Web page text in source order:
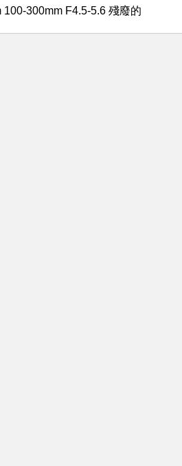
300mm F4.5-5.6 殘廢的